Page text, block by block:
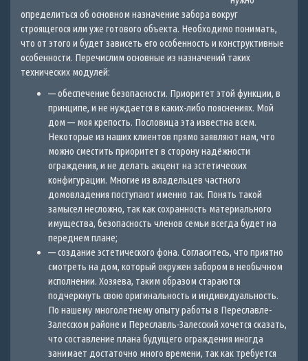
определиться об основном назначение забора вокруг
строящегося или уже готового объекта. Необходимо понимать,
что от этого и будет зависеть его особенность и конструктивные
особенности. Перечислим основные из назначений таких
технических модулей:
— обеспечение безопасности. Приоритет этой функции, в
принципе, и не нуждается в каких-либо пояснениях. Мой
дом — моя крепость. Пословица эта известна всем.
Некоторые из наших клиентов прямо заявляют нам, что
можно сместить приоритет в сторону надёжности
ограждения, и не делать акцент на эстетических
конфигурации. Многие из владельцев частного
домовладения поступают именно так. Понять такой
замысел несложно, так как сохранность материального
имущества, безопасность членов семьи всегда будет на
переднем плане;
— создание эстетического фона. Согласитесь, что приятно
смотреть на дом, который окружен забором в необычном
исполнении. Хозяева, таким образом стараются
подчеркнуть свою оригинальность и индивидуальность.
По нашему многолетнему опыту работы в Переславле-
Залесском районе и Переславль-Залесский хочется сказать,
что составление плана будущего ограждения иногда
занимает достаточно много времени, так как требуется